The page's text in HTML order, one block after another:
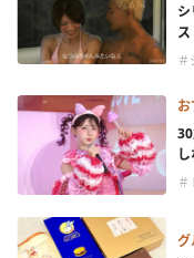
＃
＃
グ